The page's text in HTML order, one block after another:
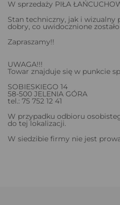
W sprzedaży PIŁA
Stan techniczny, jak i wizualny
dobry, co uwidocznione
Zapraszamy!!
UWAGA!!!
Towar znajduje się w punkcie
SOBIESKIEGO 14
58-500 JELENIA GÓRA
tel.: 75 752 12 41
W przypadku odbioru
do tej lokalizacji.
W siedzibie firmy nie jest